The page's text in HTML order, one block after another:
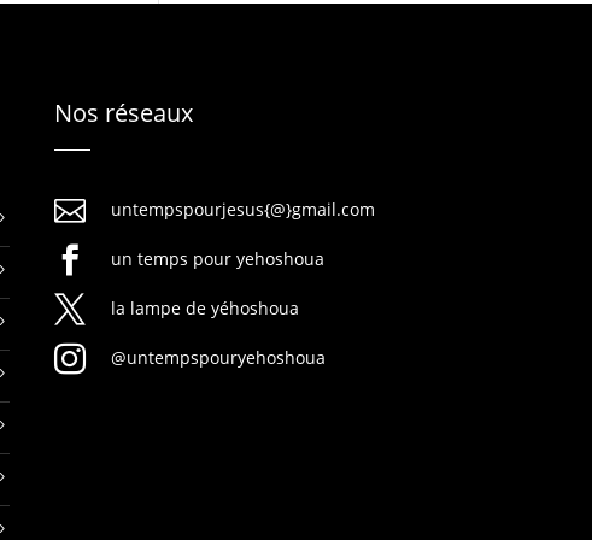
Nos réseaux
 untempspourjesus{@}gmail.com
 un temps pour yehoshoua
 la lampe de yéhoshoua
 @untempspouryehoshoua